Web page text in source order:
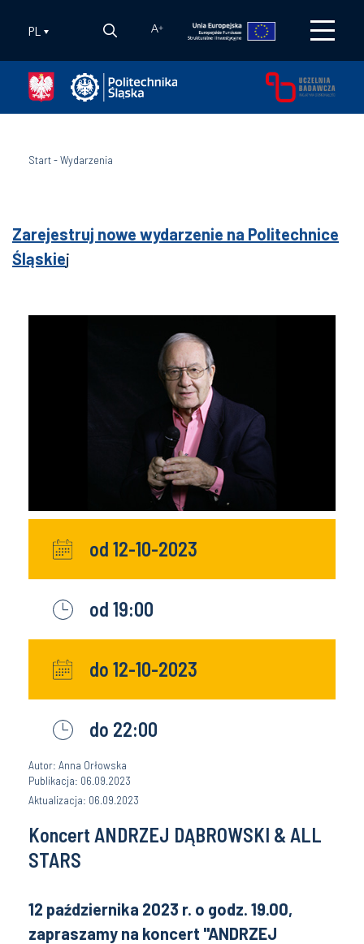
PL A+
Start-Wydarzenia
Zarejestruj nowe wydarzenie na Politechnice
Śląskiej
od 12-10-2023
od 19:00
do 12-10-2023
do 22:00
Autor: Anna Orłowska
Publikacja: 06.09.2023
Aktualizacja: 06.09.2023
Koncert ANDRZEJ DĄBROWSKI & ALL
STARS
12 października 2023 r. o godz. 19.00,
zapraszamy na koncert "ANDRZEJ